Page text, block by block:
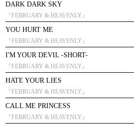
DARK DARK SKY
『FEBRUARY & HEAVENLY』
YOU HURT ME
『FEBRUARY & HEAVENLY』
I'M YOUR DEVIL -SHORT-
『FEBRUARY & HEAVENLY』
HATE YOUR LIES
『FEBRUARY & HEAVENLY』
CALL ME PRINCESS
『FEBRUARY & HEAVENLY』